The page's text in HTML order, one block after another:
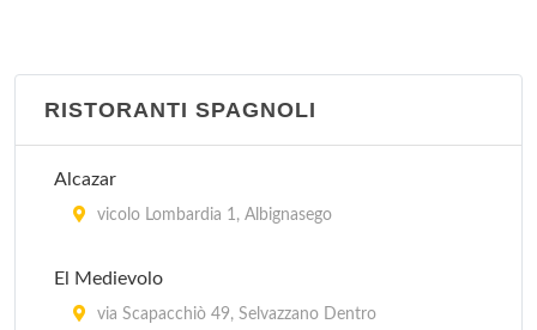
RISTORANTI SPAGNOLI
Alcazar
vicolo Lombardia 1, Albignasego
El Medievolo
via Scapacchiò 49, Selvazzano Dentro